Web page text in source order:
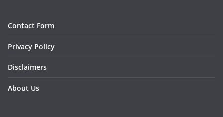
Contact Form
Privacy Policy
Disclaimers
About Us